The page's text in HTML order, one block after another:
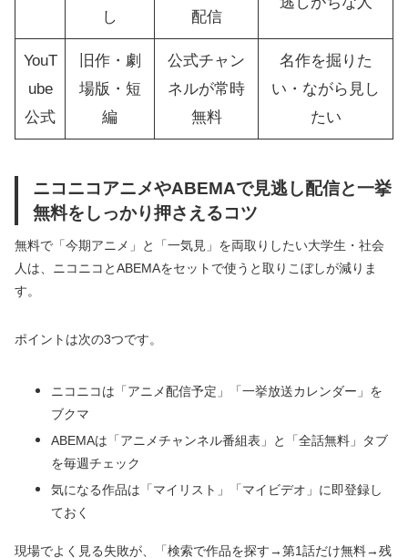
し 配信
YouT
ube
公式
旧作・劇
場版・短
編
公式チャン
ネルが常時
無料
名作を掘りた
い・ながら見し
たい
ニコニコアニメやABEMAで見逃し配信と一挙
無料をしっかり押さえるコツ
無料で「今期アニメ」と「一気見」を両取りしたい大学生・社会
人は、ニコニコとABEMAをセットで使うと取りこぼしが減りま
す。
ポイントは次の3つです。
ニコニコは「アニメ配信予定」「一挙放送カレンダー」を
ブクマ
ABEMAは「アニメチャンネル番組表」と「全話無料」タブ
を毎週チェック
気になる作品は「マイリスト」「マイビデオ」に即登録し
ておく
現場でよく見る失敗が、「検索で作品を探す→第1話だけ無料→残